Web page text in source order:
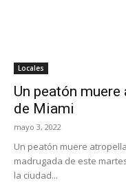
Locales
Un peatón
de Miami
mayo 3, 2022
Un peatón muere
madrugada de este
la ciudad...